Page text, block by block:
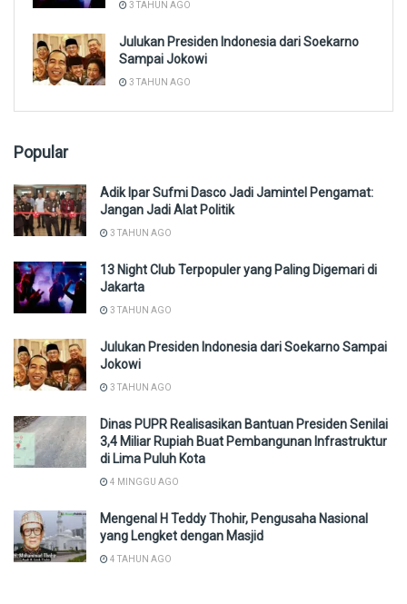
3 TAHUN AGO
Julukan Presiden Indonesia dari Soekarno
Sampai Jokowi
3 TAHUN AGO
Popular
Adik Ipar Sufmi Dasco Jadi Jamintel Pengamat:
Jangan Jadi Alat Politik
3 TAHUN AGO
13 Night Club Terpopuler yang Paling Digemari di
Jakarta
3 TAHUN AGO
Julukan Presiden Indonesia dari Soekarno Sampai
Jokowi
3 TAHUN AGO
Dinas PUPR Realisasikan Bantuan Presiden Senilai
3,4 Miliar Rupiah Buat Pembangunan Infrastruktur
di Lima Puluh Kota
4 MINGGU AGO
Mengenal H Teddy Thohir, Pengusaha Nasional
yang Lengket dengan Masjid
4 TAHUN AGO